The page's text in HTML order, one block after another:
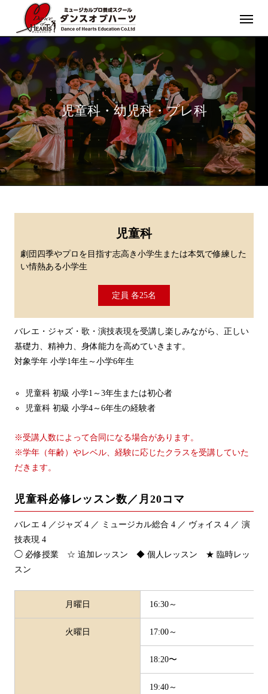
児童科・幼児科・プレ科
児童科
劇団四季やプロを目指す志高き小学生または本気で修練した
い情熱ある小学生
定員 各25名
バレエ・ジャズ・歌・演技表現を受講し楽しみながら、正しい
基礎力、精神力、身体能力を高めていきます。
対象学年 小学1年生～小学6年生
児童科 初級 小学1～3年生または初心者
児童科 初級 小学4～6年生の経験者
※受講人数によって合同になる場合があります。
※学年（年齢）やレベル、経験に応じたクラスを受講していた
だきます。
児童科必修レッスン数／月20コマ
バレエ 4 ／ジャズ 4 ／ ミュージカル総合 4 ／ ヴォイス 4 ／ 演
技表現 4
◯ 必修授業 ☆ 追加レッスン ◆ 個人レッスン ★ 臨時レッ
スン
月曜日 16:30～
火曜日 17:00～
18:20〜
19:40～